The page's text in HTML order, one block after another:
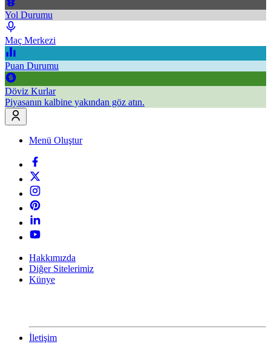
Yol Durumu
Maç Merkezi
Puan Durumu
Döviz Kurlar
Piyasanın kalbine yakından göz atın.
Menü Oluştur
Hakkımızda
Diğer Sitelerimiz
Künye
İletişim